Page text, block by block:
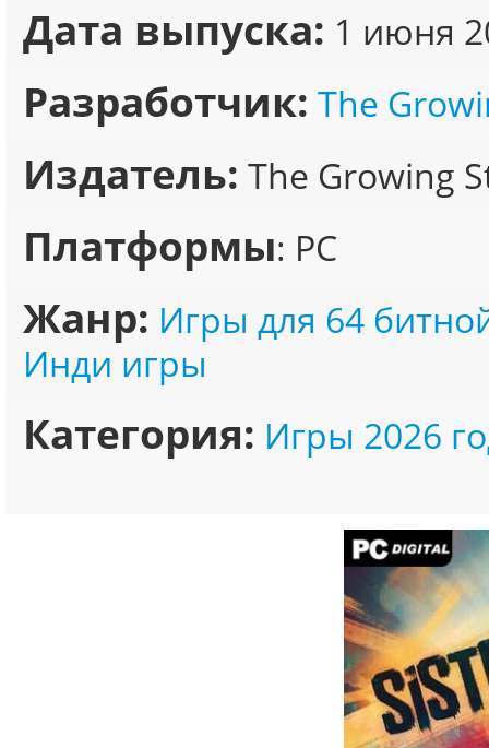
Дата выпуска: 1 июня
Разработчик: The
Издатель: The Growing
Платформы: PC
Жанр: Игры для 64
Инди игры
Категория: Игры 2026